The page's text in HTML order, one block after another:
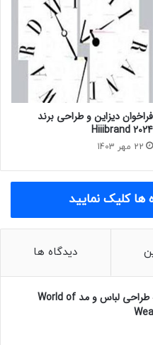
فراخوان دیزاین و طراحی برند
Hiiibrand 2024
22 مهر 1403
ها کلیک نمایید
دیدگاه ها
فراخوان مسابقه طراحی لباس و مد World of